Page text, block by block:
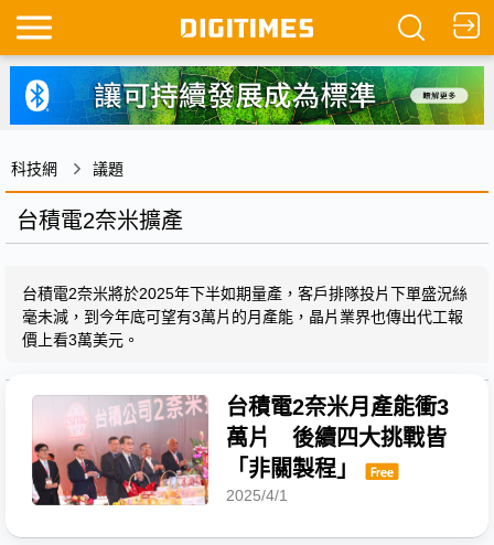
科技網 議題
台積電2奈米擴產
台積電2奈米將於2025年下半如期量產，客戶排隊投片下單盛況絲
毫未減，到今年底可望有3萬片的月產能，晶片業界也傳出代工報
價上看3萬美元。
台積電2奈米月產能衝3
萬片 後續四大挑戰皆
「非關製程」
2025/4/1